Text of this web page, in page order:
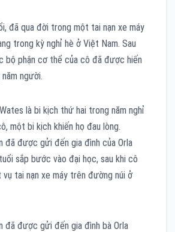
đã qua đời trong một tai nạn xe máy
trong kỳ nghỉ hè ở Việt Nam. Sau
bộ phận cơ thể của cô đã được hiến
người.
là bi kịch thứ hai trong năm nghỉ
một bi kịch khiến họ đau lòng.
đã được gửi đến gia đình của Orla
sắp bước vào đại học, sau khi cô
tai nạn xe máy trên đường núi ở
đã được gửi đến gia đình bà Orla